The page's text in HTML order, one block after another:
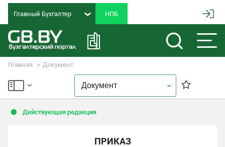
Главный Бухгалтер
Главная Документ
Действующая редакция
ПРИКАЗ